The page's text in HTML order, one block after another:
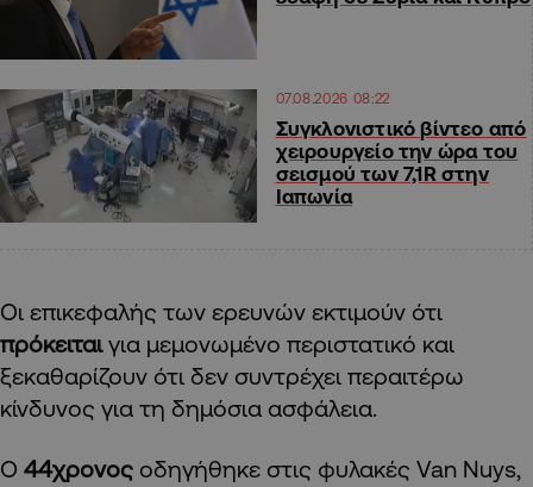
07.08.2026 08:22
Συγκλονιστικό βίντεο από
χειρουργείο την ώρα του
σεισμού των 7,1R στην
Ιαπωνία
Οι επικεφαλής των ερευνών εκτιμούν ότι
πρόκειταιγια μεμονωμένο περιστατικό και
ξεκαθαρίζουν ότι δεν συντρέχει περαιτέρω
κίνδυνος για τη δημόσια ασφάλεια.
Ο 44χρονος οδηγήθηκε στις φυλακές Van Nuys,